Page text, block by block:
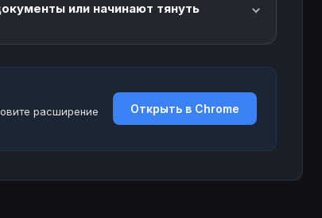
или начинают тянуть
расширение
Открыть в Chrome